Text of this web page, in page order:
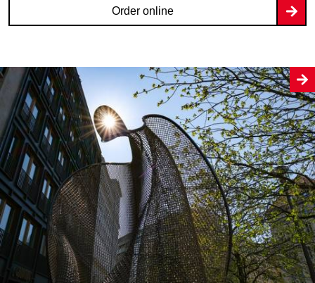
Order online